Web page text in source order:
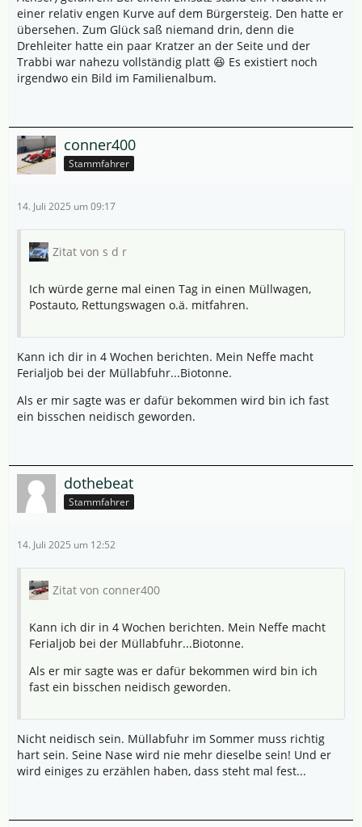
einer relativ engen Kurve auf dem Bürgersteig. Den hatte er
übersehen. Zum Glück saß niemand drin, denn die
Drehleiter hatte ein paar Kratzer an der Seite und der
Trabbi war nahezu vollständig platt 😆 Es existiert noch
irgendwo ein Bild im Familienalbum.
conner400
Stammfahrer
14. Juli 2025 um 09:17
Zitat von s d r
Ich würde gerne mal einen Tag in einen Müllwagen,
Postauto, Rettungswagen o.ä. mitfahren.
Kann ich dir in 4 Wochen berichten. Mein Neffe macht
Ferialjob bei der Müllabfuhr...Biotonne.
Als er mir sagte was er dafür bekommen wird bin ich fast
ein bisschen neidisch geworden.
dothebeat
Stammfahrer
14. Juli 2025 um 12:52
Zitat von conner400
Kann ich dir in 4 Wochen berichten. Mein Neffe macht
Ferialjob bei der Müllabfuhr...Biotonne.
Als er mir sagte was er dafür bekommen wird bin ich
fast ein bisschen neidisch geworden.
Nicht neidisch sein. Müllabfuhr im Sommer muss richtig
hart sein. Seine Nase wird nie mehr dieselbe sein! Und er
wird einiges zu erzählen haben, dass steht mal fest...